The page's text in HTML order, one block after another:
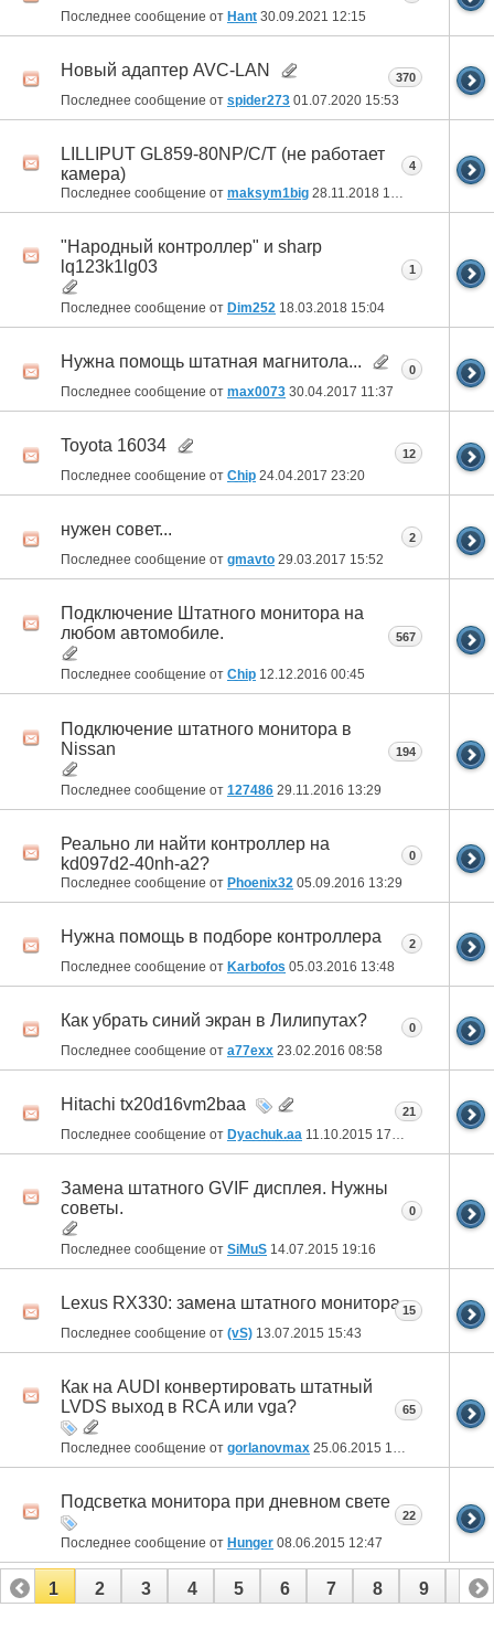
Последнее сообщение от Hant 30.09.2021 12:15
Новый адаптер AVC-LAN
Последнее сообщение от spider273 01.07.2020 15:53
370
LILLIPUT GL859-80NP/C/T (не работает
камера)
Последнее сообщение от maksym1big 28.11.2018 15:50
4
"Народный контроллер" и sharp
lq123k1lg03
Последнее сообщение от Dim252 18.03.2018 15:04
1
Нужна помощь штатная магнитола...
Последнее сообщение от max0073 30.04.2017 11:37
0
Toyota 16034
Последнее сообщение от Chip 24.04.2017 23:20
12
нужен совет...
Последнее сообщение от gmavto 29.03.2017 15:52
2
Подключение Штатного монитора на
любом автомобиле.
Последнее сообщение от Chip 12.12.2016 00:45
567
Подключение штатного монитора в
Nissan
Последнее сообщение от 127486 29.11.2016 13:29
194
Реально ли найти контроллер на
kd097d2-40nh-a2?
Последнее сообщение от Phoenix32 05.09.2016 13:29
0
Нужна помощь в подборе контроллера
Последнее сообщение от Karbofos 05.03.2016 13:48
2
Как убрать синий экран в Лилипутах?
Последнее сообщение от a77exx 23.02.2016 08:58
0
Hitachi tx20d16vm2baa
Последнее сообщение от Dyachuk.aa 11.10.2015 17:00
21
Замена штатного GVIF дисплея. Нужны
советы.
Последнее сообщение от SiMuS 14.07.2015 19:16
0
Lexus RX330: замена штатного монитора
Последнее сообщение от (vS) 13.07.2015 15:43
15
Как на AUDI конвертировать штатный
LVDS выход в RCA или vga?
Последнее сообщение от gorlanovmax 25.06.2015 18:16
65
Подсветка монитора при дневном свете
Последнее сообщение от Hunger 08.06.2015 12:47
22
1 2 3 4 5 6 7 8 9 10